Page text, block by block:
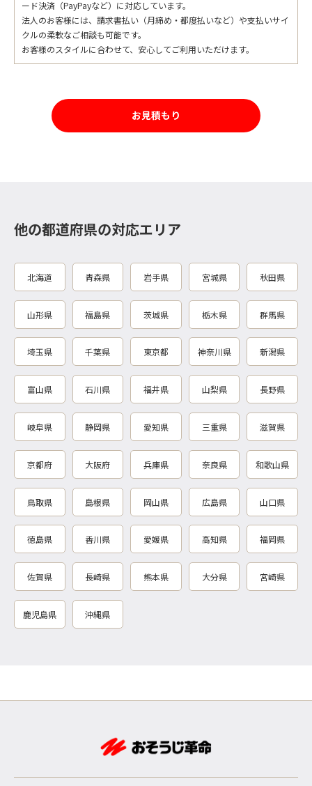
ード決済（PayPayなど）に対応しています。
法人のお客様には、請求書払い（月締め・都度払いなど）や支払いサイ
クルの柔軟なご相談も可能です。
お客様のスタイルに合わせて、安心してご利用いただけます。
お見積もり
他の都道府県の対応エリア
北海道 青森県 岩手県 宮城県 秋田県
山形県 福島県 茨城県 栃木県 群馬県
埼玉県 千葉県 東京都 神奈川県 新潟県
富山県 石川県 福井県 山梨県 長野県
岐阜県 静岡県 愛知県 三重県 滋賀県
京都府 大阪府 兵庫県 奈良県 和歌山県
鳥取県 島根県 岡山県 広島県 山口県
徳島県 香川県 愛媛県 高知県 福岡県
佐賀県 長崎県 熊本県 大分県 宮崎県
鹿児島県 沖縄県